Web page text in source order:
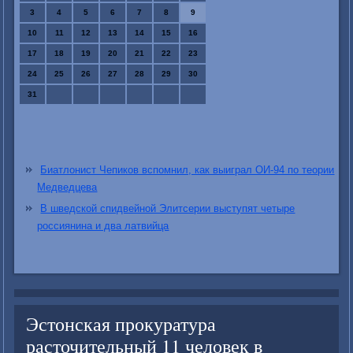
3 4 5 6 7 8 9
10 11 12 13 14 15 16
17 18 19 20 21 22 23
24 25 26 27 28 29 30
31
Биатлонист Чепиков вспомнил, как выиграл ОИ-94 по теории
Медведцева
В шведской спидвейной Элитсерии выступят четыре
россиянина и два латвийца
Эстонская прокуратура
расточительный 11 человек в